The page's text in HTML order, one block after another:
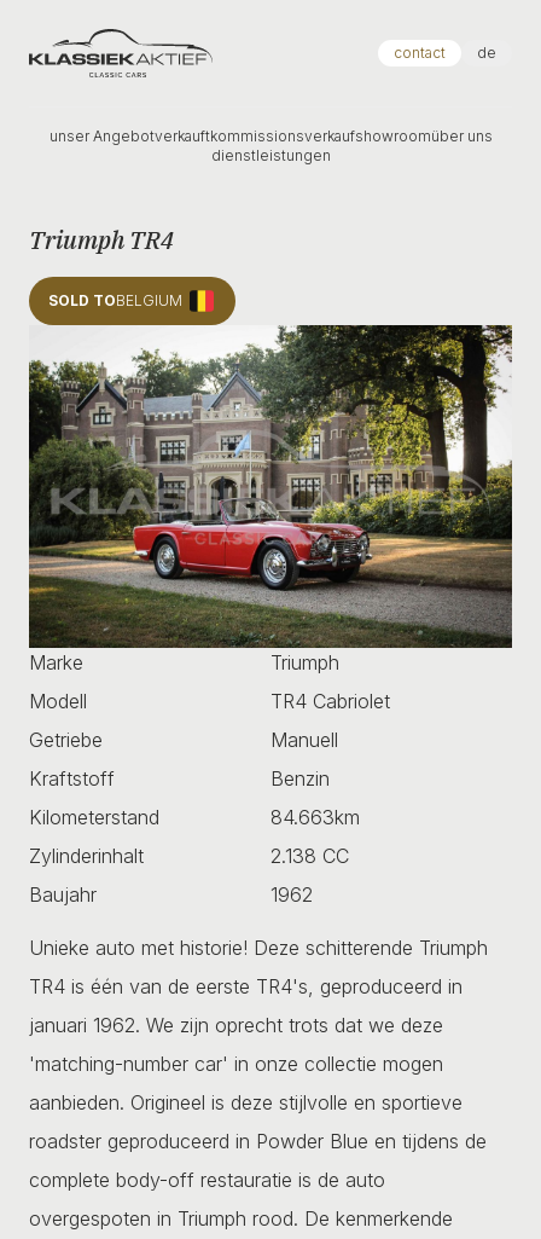
Klassiek Aktief contact de
unser Angebotverkauftkommissionsverkaufshowroomüber uns
dienstleistungen
Triumph TR4
SOLD TOBELGIUM
Marke
Triumph
Modell
TR4 Cabriolet
Getriebe
Manuell
Kraftstoff
Benzin
Kilometerstand
84.663km
Zylinderinhalt
2.138 CC
Baujahr
1962
Unieke auto met historie! Deze schitterende Triumph
TR4 is één van de eerste TR4's, geproduceerd in
januari 1962. We zijn oprecht trots dat we deze
'matching-number car' in onze collectie mogen
aanbieden. Origineel is deze stijlvolle en sportieve
roadster geproduceerd in Powder Blue en tijdens de
complete body-off restauratie is de auto
overgespoten in Triumph rood. De kenmerkende